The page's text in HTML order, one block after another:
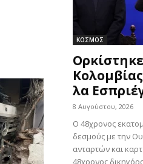
ΚΟΣΜΟΣ
λα
8 Αυγούστου, 2026
Ο 48χρονος
δεσμούς με την
ανταρτών και
48χρονος